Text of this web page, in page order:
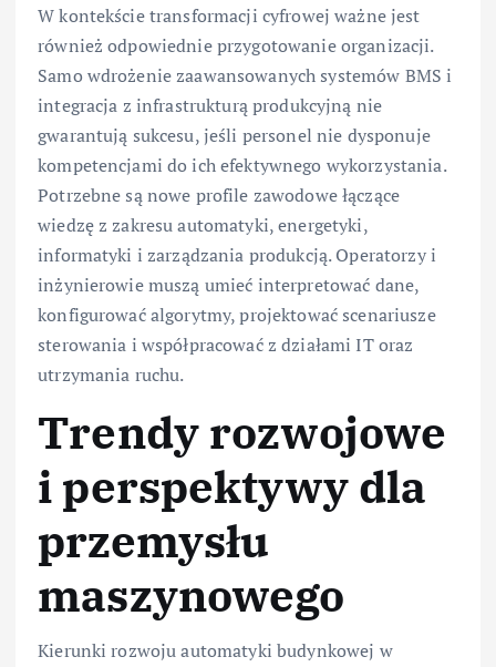
W kontekście transformacji cyfrowej ważne jest
również odpowiednie przygotowanie organizacji.
Samo wdrożenie zaawansowanych systemów BMS i
integracja z infrastrukturą produkcyjną nie
gwarantują sukcesu, jeśli personel nie dysponuje
kompetencjami do ich efektywnego wykorzystania.
Potrzebne są nowe profile zawodowe łączące
wiedzę z zakresu automatyki, energetyki,
informatyki i zarządzania produkcją. Operatorzy i
inżynierowie muszą umieć interpretować dane,
konfigurować algorytmy, projektować scenariusze
sterowania i współpracować z działami IT oraz
utrzymania ruchu.
Trendy rozwojowe
i perspektywy dla
przemysłu
maszynowego
Kierunki rozwoju automatyki budynkowej w